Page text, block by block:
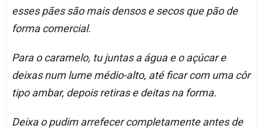
esses pães são mais densos e secos que pão de
forma comercial.
Para o caramelo, tu juntas a água e o açúcar e
deixas num lume médio-alto, até ficar com uma côr
tipo ambar, depois retiras e deitas na forma.
Deixa o pudim arrefecer completamente antes de